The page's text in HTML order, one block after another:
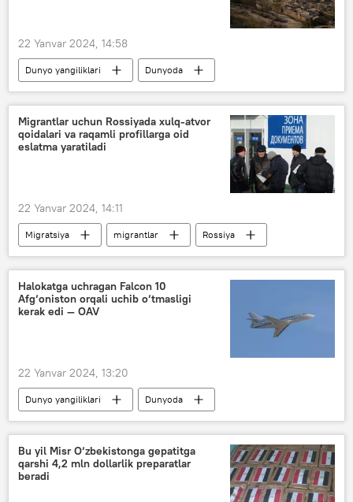
22 Yanvar 2024, 14:58
Dunyo yangiliklari
Dunyoda
Rossiya
Afg‘oniston
samolyot
samolyot halokati
Migrantlar uchun Rossiyada xulq-atvor
qoidalari va raqamli profillarga oid
eslatma yaratiladi
22 Yanvar 2024, 14:11
Migratsiya migrantlar Rossiya
Halokatga uchragan Falcon 10
Afg‘oniston orqali uchib o‘tmasligi
kerak edi — OAV
22 Yanvar 2024, 13:20
Dunyo yangiliklari
Dunyoda
Afg‘oniston
Rossiya
samolyot halokati
Bu yil Misr O‘zbekistonga gepatitga
qarshi 4,2 mln dollarlik preparatlar
beradi